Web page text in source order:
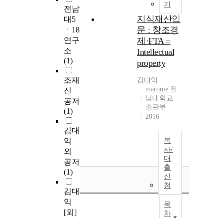
전남
대5
ㆍ18
연구
소
(1)
조재
신
공저
(1)
김대
익
외
공저
(1)
김대
익
[외]
기
지식재산입
문 : 창조경
제·FTA =
Intellectual
property
김대익
maronie 전
남대학교
출판부
2016
복
사/
대
출
신
청
목
차